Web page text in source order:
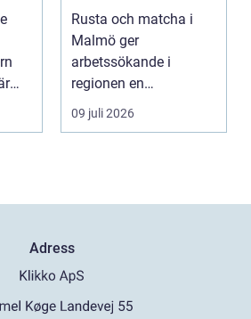
dig som söker
jobb
Rusta och matcha i
Malmö ger
arbetssökande i
regionen en
strukturerad och
personlig vä...
09 juli 2026
Adress